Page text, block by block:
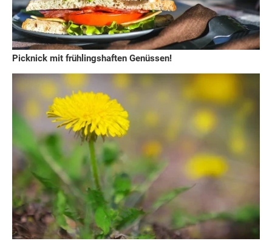
Picknick mit frühlingshaften Genüssen!